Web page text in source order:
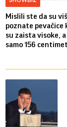
Mislili ste da su
poznate pevačice
su zaista visoke,
samo 156